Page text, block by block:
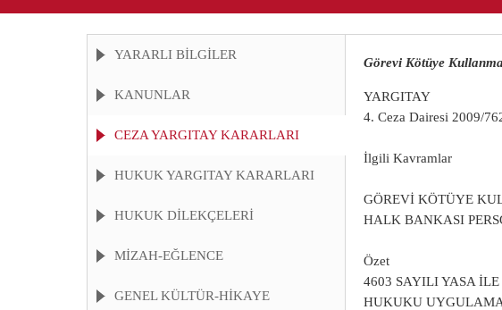
Görevi Kötüye
YARGITAY
4. Ceza Dairesi 2009/
İlgili Kavramlar
GÖREVİ KÖTÜYE
HALK BANKASI
Özet
4603 SAYILI YASA
HUKUKU
YARARLI BİLGİLER
KANUNLAR
CEZA YARGITAY KARARLARI
HUKUK YARGITAY KARARLARI
HUKUK DİLEKÇELERİ
MİZAH-EĞLENCE
GENEL KÜLTÜR-HİKAYE